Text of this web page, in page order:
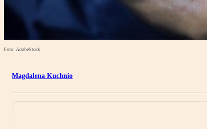
Foto: AdobeStock
Magdalena Kuchnio